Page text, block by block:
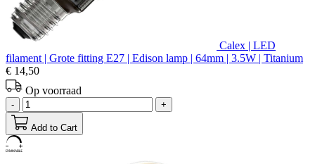
Calex | LED
filament | Grote fitting E27 | Edison lamp | 64mm | 3.5W | Titanium
€ 14,50
Op voorraad
- +
Add to Cart